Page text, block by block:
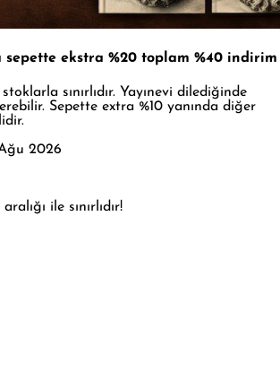
sepette ekstra %20 toplam %40 indirim
sınırlıdır. Yayınevi dilediğinde
Sepette extra %10 yanında diğer
2026
ile sınırlıdır!